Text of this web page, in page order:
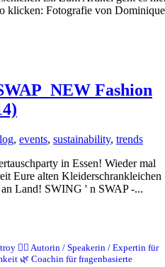
klicken: Fotografie von Dominique
Fashion
, events, sustainability, trends
in Essen! Wieder mal
Eure alten Kleiderschrankleichen
Land! SWING ' n SWAP -...
✍🏻 Autorin / Speakerin / Expertin für
🌿 Coachin für fragenbasierte